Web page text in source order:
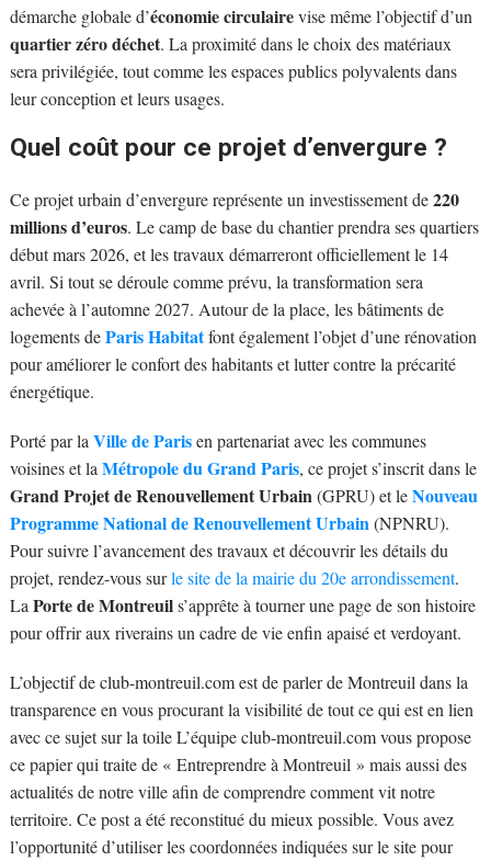
démarche globale d’économie circulairevise même l’objectif d’un
quartier zéro déchet. La proximité dans le choix des matériaux
sera privilégiée, tout comme les espaces publics polyvalents dans
leur conception et leurs usages.
Quel coût pour ce projet d’envergure ?
Ce projet urbain d’envergure représente un investissement de220
millions d’euros. Le camp de base du chantier prendra ses quartiers
début mars 2026, et les travaux démarreront officiellement le 14
avril. Si tout se déroule comme prévu, la transformation sera
achevée à l’automne 2027. Autour de la place, les bâtiments de
logements deParis Habitatfont également l’objet d’une rénovation
pour améliorer le confort des habitants et lutter contre la précarité
énergétique.
Porté par laVille de Parisen partenariat avec les communes
voisines et laMétropole du Grand Paris, ce projet s’inscrit dans le
Grand Projet de Renouvellement Urbain(GPRU) et leNouveau
Programme National de Renouvellement Urbain(NPNRU).
Pour suivre l’avancement des travaux et découvrir les détails du
projet, rendez-vous surle site de la mairie du 20e arrondissement.
LaPorte de Montreuils’apprête à tourner une page de son histoire
pour offrir aux riverains un cadre de vie enfin apaisé et verdoyant.
L’objectif de club-montreuil.com est de parler de Montreuil dans la
transparence en vous procurant la visibilité de tout ce qui est en lien
avec ce sujet sur la toile L’équipe club-montreuil.com vous propose
ce papier qui traite de « Entreprendre à Montreuil » mais aussi des
actualités de notre ville afin de comprendre comment vit notre
territoire. Ce post a été reconstitué du mieux possible. Vous avez
l’opportunité d’utiliser les coordonnées indiquées sur le site pour